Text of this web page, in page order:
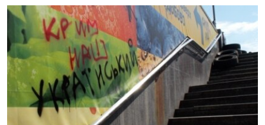
ТЕЛЕПРОЕКТ КРЫМ.РЕАЛИИ
СОВЕТЫ ПРАВОЗАЩИТНИКОВ
ПРОПАВШИЕ БЕЗ ВЕСТИ
ПОБЕДИТЕЛЕЙ НЕ СУДЯТ?
КРЫМ.НЕПОКОРЕННЫЙ
ELIFBE
Українською
Qırımtatar
ПРИСОЕДИНЯЙТЕСЬ!